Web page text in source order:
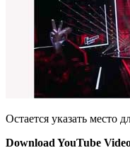
Остается указать место
Download YouTube